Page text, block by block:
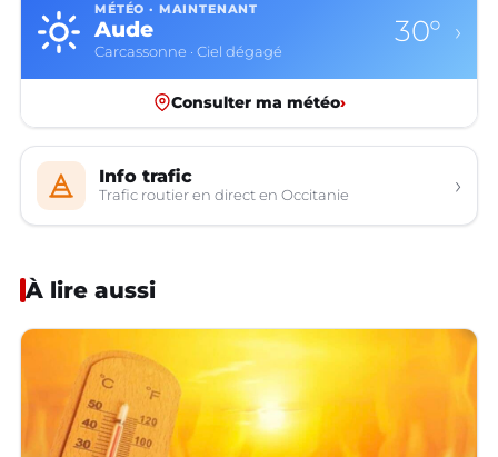
MÉTÉO · MAINTENANT
Aude
Carcassonne · Ciel dégagé
30° ›
Consulter ma météo›
Info trafic
Trafic routier en direct en Occitanie ›
À lire aussi